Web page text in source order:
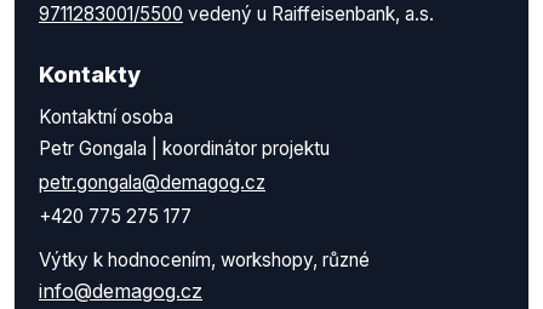
9711283001/5500 vedený u Raiffeisenbank, a.s.
Kontakty
Kontaktní osoba
Petr Gongala | koordinátor projektu
petr.gongala@demagog.cz
+420 775 275 177
Výtky k hodnocením, workshopy, různé
info@demagog.cz